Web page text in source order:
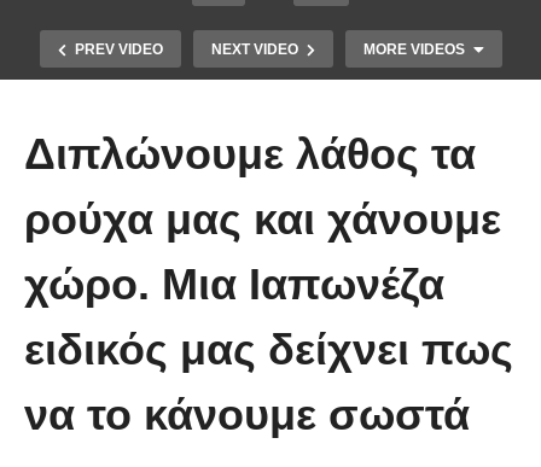
PREV VIDEO NEXT VIDEO MORE VIDEOS
λουλούδια στο βάζο.
Διπλώνουμε λάθος τα
ρούχα μας και χάνουμε
χώρο. Μια Ιαπωνέζα
ειδικός μας δείχνει πως
να το κάνουμε σωστά